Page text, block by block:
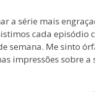
a série mais
cada episódio
semana. Me sinto
impressões sobre a